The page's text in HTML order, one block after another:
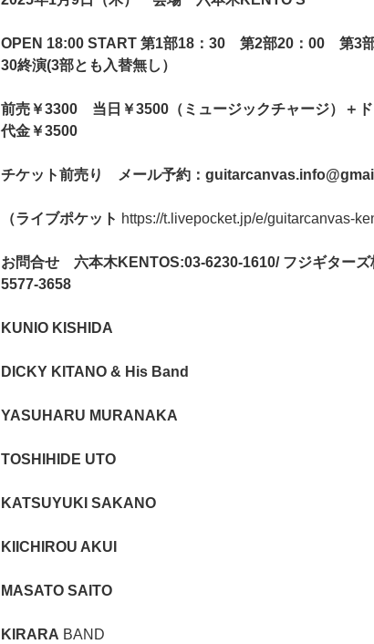
OPEN 18:00 START 第1部18 ： 30 第2部20 ： 00 第3
30終演(3部とも入替無し）
前売￥3300 当日￥3500 （ミュージックチャージ）＋
代金￥3500
チケット前売り メール予約：
（ライブポケット https://t.livepocket.jp/e/guitarcanvas-
お問合せ 六本木KENTOS:03-6230-1610/ フジギター
5577-3658
KUNIO KISHIDA
DICKY KITANO & His Band
YASUHARU MURANAKA
TOSHIHIDE UTO
KATSUYUKI SAKANO
KIICHIROU AKUI
MASATO SAITO
KIRARA BAND